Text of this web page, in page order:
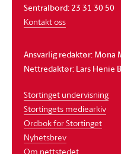
Sentralbord: 23 31 30 50
Kontakt oss
Ansvarlig redaktør: Mona
Nettredaktør: Lars Henie
Stortinget undervisning
Stortingets mediearkiv
Ordbok for Stortinget
Nyhetsbrev
Om nettstedet